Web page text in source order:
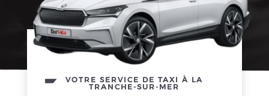
VOTRE SERVICE DE TAXI À LA
TRANCHE-SUR-MER